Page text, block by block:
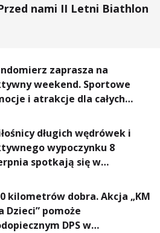
nami II Letni Biathlon
zaprasza na
weekend. Sportowe
i atrakcje dla całych
długich wędrówek i
wypoczynku 8
spotkają się w
„Tam Gdzie Pieprz
kilometrów dobra. Akcja „KM
Dzieci” pomoże
DPS w